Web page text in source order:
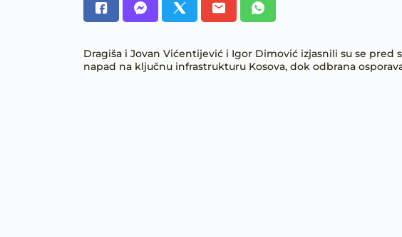
Dragiša i Jovan Vićentijević i Igor Dimović izjasnili su se pred
napad na ključnu infrastrukturu Kosova, dok odbrana